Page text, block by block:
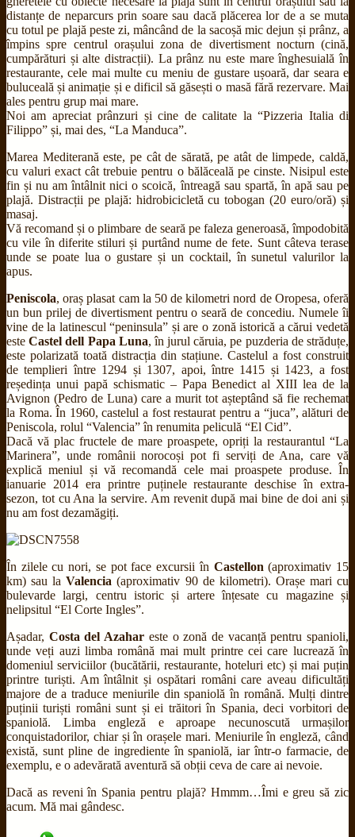
distanțe de neparcurs prin soare sau dacă plăcerea lor de a se muta
cu totul pe plajă peste zi, mâncând de la sacoșă mic dejun și prânz, a
împins spre centrul orașului zona de divertisment nocturn (cină,
cumpărături și alte distracții). La prânz nu este mare înghesuială în
restaurante, cele mai multe cu meniu de gustare ușoară, dar seara e
buluceală și animație și e dificil să găsești o masă fără rezervare. Mai
ales pentru grup mai mare.
Noi am apreciat prânzuri și cine de calitate la “Pizzeria Italia di
Filippo” și, mai des, “La Manduca”.
Marea Mediterană este, pe cât de sărată, pe atât de limpede, caldă,
cu valuri exact cât trebuie pentru o bălăceală pe cinste. Nisipul este
fin și nu am întâlnit nici o scoică, întreagă sau spartă, în apă sau pe
plajă. Distracții pe plajă: hidrobicicletă cu tobogan (20 euro/oră) și
masaj.
Vă recomand și o plimbare de seară pe faleza generoasă, împodobită
cu vile în diferite stiluri și purtând nume de fete. Sunt câteva terase
unde se poate lua o gustare și un cocktail, în sunetul valurilor la
apus.
Peniscola, oraș plasat cam la 50 de kilometri nord de Oropesa, oferă
un bun prilej de divertisment pentru o seară de concediu. Numele îi
vine de la latinescul “peninsula” și are o zonă istorică a cărui vedetă
esteCastel dell Papa Luna, în jurul căruia, pe puzderia de străduțe,
este polarizată toată distracția din stațiune. Castelul a fost construit
de templieri între 1294 și 1307, apoi, între 1415 și 1423, a fost
reședința unui papă schismatic – Papa Benedict al XIII lea de la
Avignon (Pedro de Luna) care a murit tot așteptând să fie rechemat
la Roma. În 1960, castelul a fost restaurat pentru a “juca”, alături de
Peniscola, rolul “Valencia” în renumita peliculă “El Cid”.
Dacă vă plac fructele de mare proaspete, opriți la restaurantul “La
Marinera”, unde românii norocoși pot fi serviți de Ana, care vă
explică meniul și vă recomandă cele mai proaspete produse. În
ianuarie 2014 era printre puținele restaurante deschise în extra-
sezon, tot cu Ana la servire. Am revenit după mai bine de doi ani și
nu am fost dezamăgiți.
În zilele cu nori, se pot face excursii în Castellon (aproximativ 15
km) sau laValencia (aproximativ 90 de kilometri). Orașe mari cu
bulevarde largi, centru istoric și artere înțesate cu magazine și
nelipsitul “El Corte Ingles”.
Așadar, Costa del Azahar este o zonă de vacanță pentru spanioli,
unde veți auzi limba română mai mult printre cei care lucrează în
domeniul serviciilor (bucătării, restaurante, hoteluri etc) și mai puțin
printre turiști. Am întâlnit și ospătari români care aveau dificultăți
majore de a traduce meniurile din spaniolă în română. Mulți dintre
puținii turiști români sunt și ei trăitori în Spania, deci vorbitori de
spaniolă. Limba engleză e aproape necunoscută urmașilor
conquistadorilor, chiar și în orașele mari. Meniurile în engleză, când
există, sunt pline de ingrediente în spaniolă, iar într-o farmacie, de
exemplu, e o adevărată aventură să obții ceva de care ai nevoie.
Dacă as reveni în Spania pentru plajă? Hmmm…Îmi e greu să zic
acum. Mă mai gândesc.